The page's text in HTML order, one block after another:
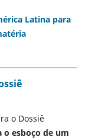
Latina para
o Dossiê
o esboço de um